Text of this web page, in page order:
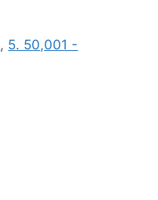
, 5. 50,001 -